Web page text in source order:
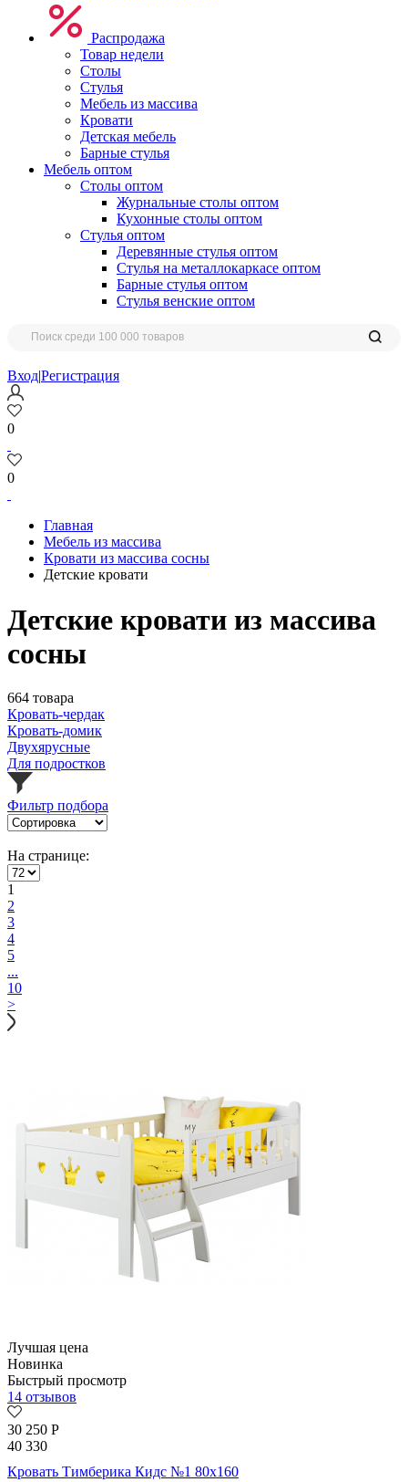
Распродажа
Товар недели
Столы
Стулья
Мебель из массива
Кровати
Детская мебель
Барные стулья
Мебель оптом
Столы оптом
Журнальные столы оптом
Кухонные столы оптом
Стулья оптом
Деревянные стулья оптом
Стулья на металлокаркасе оптом
Барные стулья оптом
Стулья венские оптом
Вход|Регистрация
0
0
Главная
Мебель из массива
Кровати из массива сосны
Детские кровати
Детские кровати из массива
сосны
664 товара
Кровать-чердак
Кровать-домик
Двухярусные
Для подростков
Фильтр подбора
На странице:
1
2
3
4
5
...
10
>
Лучшая цена
Новинка
Быстрый просмотр
14 отзывов
30 250 Р
40 330
Кровать Тимберика Кидс №1 80х160